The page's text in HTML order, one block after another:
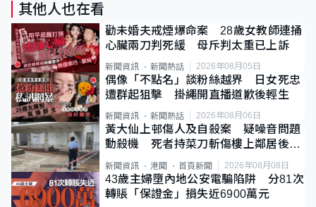
其他人也在看
勸未婚夫戒煙爆命案 28歲女教師連捅
心臟兩刀判死緩 母斥判太重已上訴
新聞資訊 新聞熱話 2026年08月05日
偶像「不點名」談粉絲越界 日女死忠
遭群起狙擊 掛繩開直播道歉後輕生
新聞資訊 新聞熱話 2026年08月06日
黃大仙上邨傷人及自殺案 疑噪音問題
動殺機 死者持菜刀斬傷樓上鄰居後墮
新聞資訊 港聞 首頁新聞 2026年08月08日
43歲主婦墮內地公安電騙陷阱 分81次
轉賬「保證金」損失近6900萬元